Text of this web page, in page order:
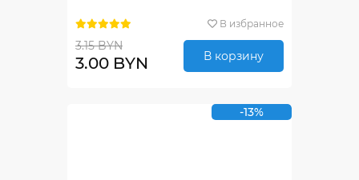
В избранное
3.15 BYN
3.00 BYN В корзину
-13%